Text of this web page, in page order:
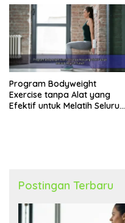
Program Bodyweight
Exercise tanpa Alat yang
Efektif untuk Melatih Seluruh
Postingan Terbaru